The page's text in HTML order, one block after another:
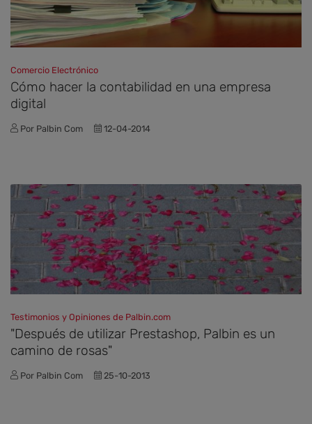
Comercio Electrónico
Cómo hacer la contabilidad en una empresa
digital
Por Palbin Com 12-04-2014
Testimonios y Opiniones de Palbin.com
"Después de utilizar Prestashop, Palbin es un
camino de rosas"
Por Palbin Com 25-10-2013